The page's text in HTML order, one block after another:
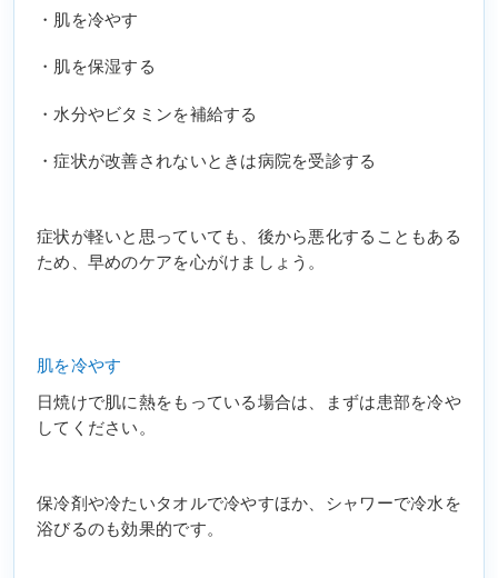
・肌を冷やす
・肌を保湿する
・水分やビタミンを補給する
・症状が改善されないときは病院を受診する
症状が軽いと思っていても、後から悪化することもある
ため、早めのケアを心がけましょう。
肌を冷やす
日焼けで肌に熱をもっている場合は、まずは患部を冷や
してください。
保冷剤や冷たいタオルで冷やすほか、シャワーで冷水を
浴びるのも効果的です。